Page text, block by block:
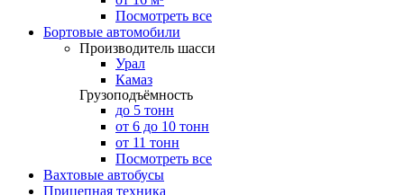
Посмотреть все
Бортовые автомобили
Производитель шасси
Урал
Камаз
Грузоподъёмность
до 5 тонн
от 6 до 10 тонн
от 11 тонн
Посмотреть все
Вахтовые автобусы
Прицепная техника